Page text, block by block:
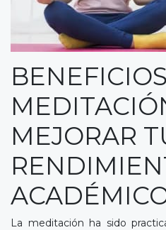
MEJORAR
La meditación ha sido